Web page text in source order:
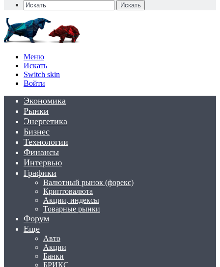
Искать
Меню
Искать
Switch skin
Войти
Экономика
Рынки
Энергетика
Бизнес
Технологии
Финансы
Интервью
Графики
Валютный рынок (форекс)
Криптовалюта
Акции, индексы
Товарные рынки
Форум
Еще
Авто
Акции
Банки
БРИКС